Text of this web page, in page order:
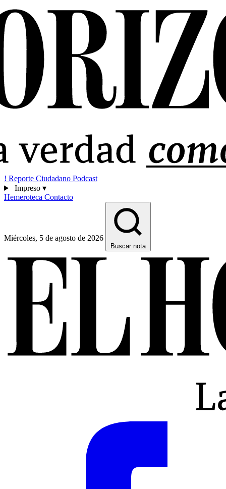
! Reporte Ciudadano Podcast
Impreso ▾
Hemeroteca Contacto
Miércoles, 5 de agosto de 2026
Buscar nota